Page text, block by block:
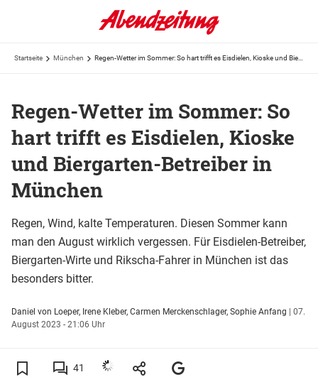
Startseite München
Regen-Wetter im Sommer: So
hart trifft es Eisdielen, Kioske
und Biergarten-Betreiber in
München
Regen, Wind, kalte Temperaturen. Diesen Sommer kann
man den August wirklich vergessen. Für Eisdielen-Betreiber,
Biergarten-Wirte und Rikscha-Fahrer in München ist das
besonders bitter.
Daniel von Loeper, Irene Kleber, Carmen Merckenschlager, Sophie Anfang | 07.
August 2023 - 21:06 Uhr
41